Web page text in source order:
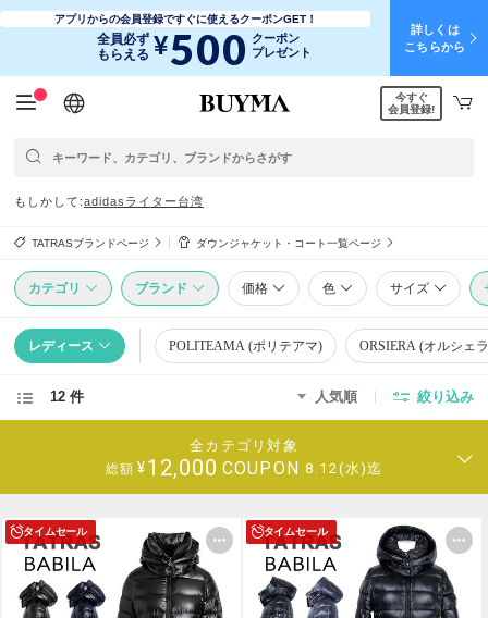
アプリからの会員登録ですぐに使えるクーポンGET！
全員必ず
もらえる ¥500 クーポン
プレゼント
詳しくは
こちらから
日本語
English
简体中文
繁體中文
今すぐ
会員登録!
もしかして adidas ライター 台湾
TATRASブランドページ ダウンジャケット・コート一覧ページ
カテゴリ ブランド 価格 色 サイズ
レディース POLITEAMA (ポリテアマ) ORSIERA (オルシェ
12 件 人気順 絞り込み
全カテゴリ対象
総額 ¥12,000 COUPON 8.12(水)迄
タイムセール タイムセール